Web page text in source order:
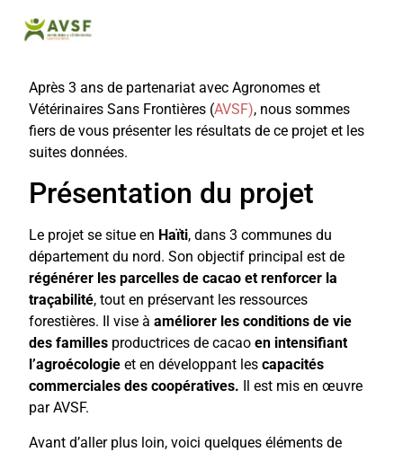
Après 3 ans de partenariat avec Agronomes et
Vétérinaires Sans Frontières (AVSF), nous sommes
fiers de vous présenter les résultats de ce projet et les
suites données.
Présentation du projet
Le projet se situe en Haïti, dans 3 communes du
département du nord. Son objectif principal est de
régénérer les parcelles de cacao et renforcer la
traçabilité, tout en préservant les ressources
forestières. Il vise àaméliorer les conditions de vie
des familles productrices de cacao en intensifiant
l’agroécologie et en développant les capacités
commerciales des coopératives.
Il est mis en œuvre
par AVSF.
Avant d’aller plus loin, voici quelques éléments de